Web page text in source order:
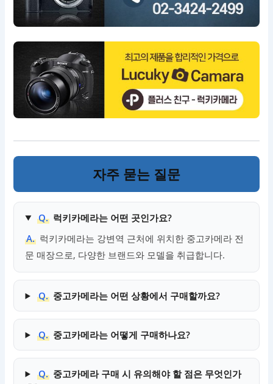
자주 묻는 질문
Q. 럭키카메라는 어떤 곳인가요?
A. 럭키카메라는 강변역 근처에 위치한 중고카메라 전
문 매장으로, 다양한 브랜드와 모델을 취급합니다.
Q. 중고카메라는 어떤 상황에서 구매할까요?
Q. 중고카메라는 어떻게 구매하나요?
Q. 중고카메라 구매 시 유의해야 할 점은 무엇인가